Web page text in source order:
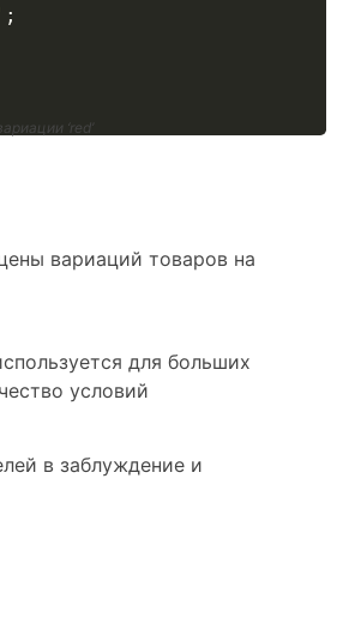
;
‘red’
вариаций товаров на
для больших
условий
в заблуждение и